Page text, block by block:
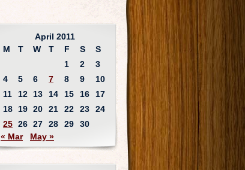
April 2011
M
T W T F S
S
1
2
3
4
5 6 7 8 9
10
11
12 13 14 15 16
17
18
19 20 21 22 23
24
25 26 27 28 29
30
« Mar
May »